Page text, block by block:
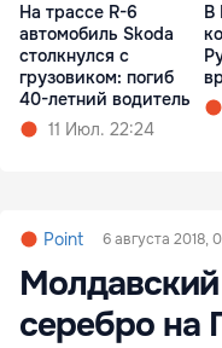
На трассе R-6
автомобиль Skoda
столкнулся с
грузовиком: погиб
40-летний водитель
11 Июл. 22:24
В
Point 6 августа 2018,
серебро на